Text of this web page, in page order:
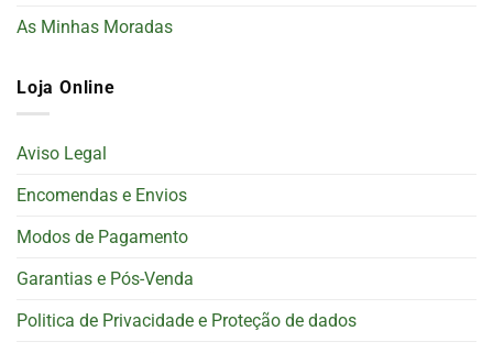
As Minhas Moradas
Loja Online
Aviso Legal
Encomendas e Envios
Modos de Pagamento
Garantias e Pós-Venda
Politica de Privacidade e Proteção de dados